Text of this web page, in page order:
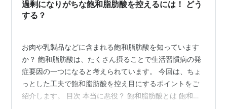
過剰になりがちな飽和脂肪酸を控えるには！ どう
する？
お肉や乳製品などに含まれる飽和脂肪酸を知っています
か？ 飽和脂肪酸は、たくさん摂ることで生活習慣病の発
症要因の一つになると考えられています。 今回は、ちょ
っとした工夫で飽和脂肪酸を控え目にするポイントをご
紹介します。 目次 本当に悪役？ 飽和脂肪酸とは 飽和脂